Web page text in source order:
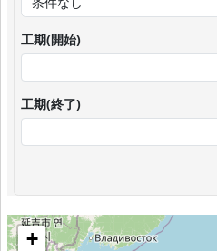
工期(開始)
工期(終了)
+